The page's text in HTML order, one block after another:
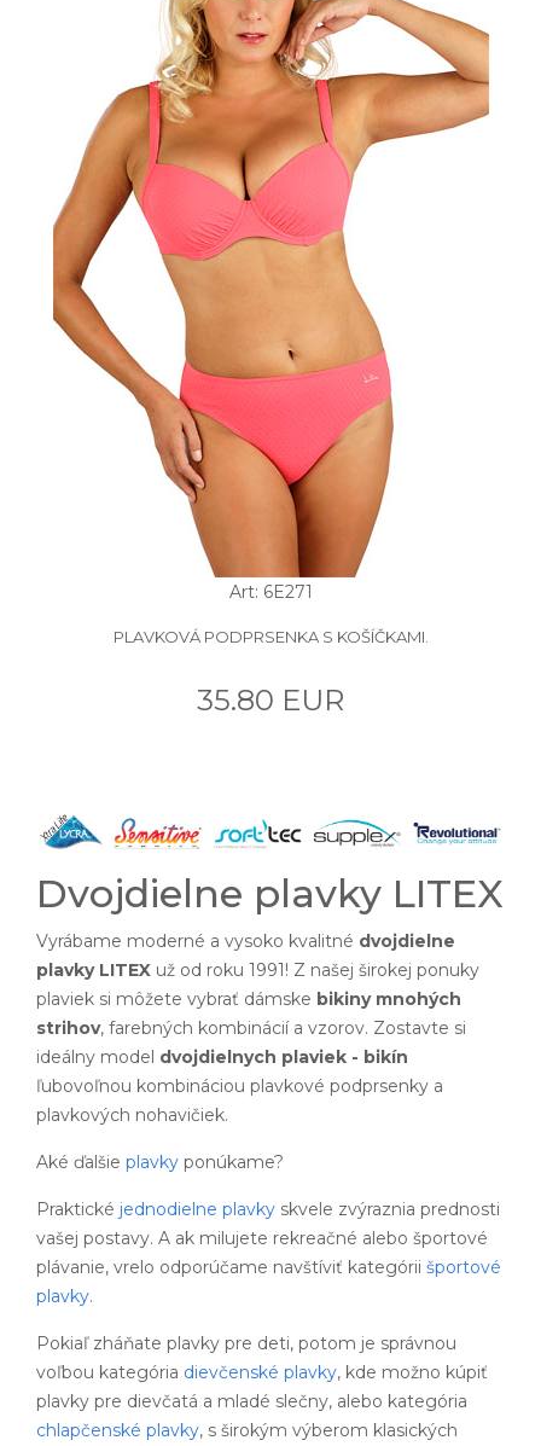
Art: 6E271
PLAVKOVÁ PODPRSENKA S KOŠÍČKAMI.
35.80 EUR
Dvojdielne plavky LITEX
Vyrábame moderné a vysoko kvalitné dvojdielne
plavky LITEX už od roku 1991! Z našej širokej ponuky
plaviek si môžete vybrať dámske bikiny mnohých
strihov, farebných kombinácií a vzorov. Zostavte si
ideálny model dvojdielnych plaviek - bikín
ľubovoľnou kombináciou plavkové podprsenky a
plavkových nohavičiek.
Aké ďalšie plavky ponúkame?
Praktické jednodielne plavky skvele zvýraznia prednosti
vašej postavy. A ak milujete rekreačné alebo športové
plávanie, vrelo odporúčame navštíviť kategórii športové
plavky.
Pokiaľ zháňate plavky pre deti, potom je správnou
voľbou kategória dievčenské plavky, kde možno kúpiť
plavky pre dievčatá a mladé slečny, alebo kategória
chlapčenské plavky, s širokým výberom klasických